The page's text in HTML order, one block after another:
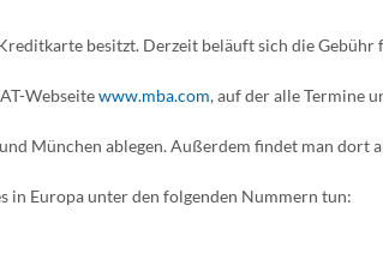
besitzt. Derzeit beläuft sich die Gebühr
Webseitewww.mba.com, auf der alle Termine
München ablegen. Außerdem findet man dort
in Europa unter den folgenden Nummern tun: